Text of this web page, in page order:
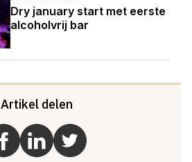
Dry january start met eerste
alcoholvrij bar
Artikel delen